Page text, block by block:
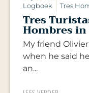
Logboek
Tres
Tres
Hombres in
My friend
when he said
an...